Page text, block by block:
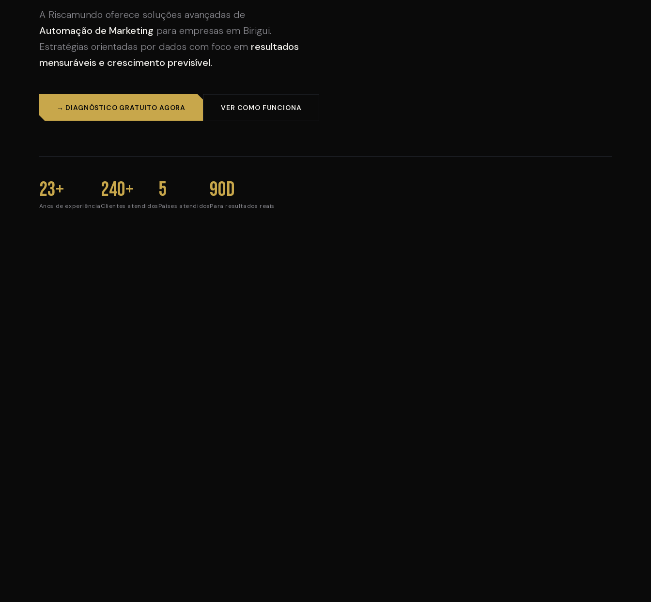
A Riscamundo oferece soluções avançadas de
Automação de Marketing para empresas em Birigui.
Estratégias orientadas por dados com foco em resultados
mensuráveis e crescimento previsível.
→ DIAGNÓSTICO GRATUITO AGORA VER COMO FUNCIONA
23+
Anos de experiência
240+
Clientes atendidos
5
Países atendidos
90d
Para resultados reais